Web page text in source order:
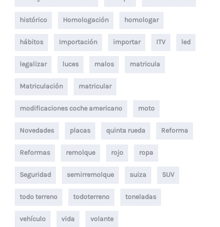
histórico Homologación homologar
hábitos Importación importar ITV led
legalizar luces malos matricula
Matriculación matricular
modificaciones coche americano moto
Novedades placas quinta rueda Reforma
Reformas remolque rojo ropa
Seguridad semirremolque suiza SUV
todo terreno todoterreno toneladas
vehículo vida volante